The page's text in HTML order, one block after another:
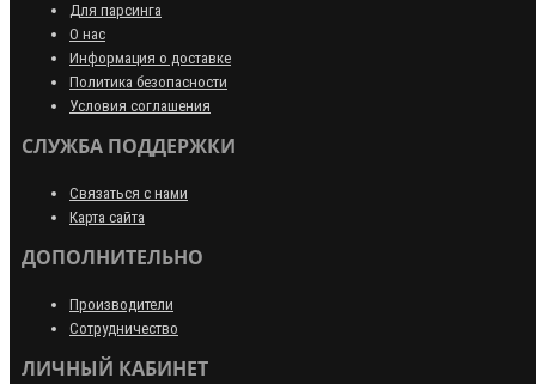
Для парсинга
О нас
Информация о доставке
Политика безопасности
Условия соглашения
СЛУЖБА ПОДДЕРЖКИ
Связаться с нами
Карта сайта
ДОПОЛНИТЕЛЬНО
Производители
Сотрудничество
ЛИЧНЫЙ КАБИНЕТ